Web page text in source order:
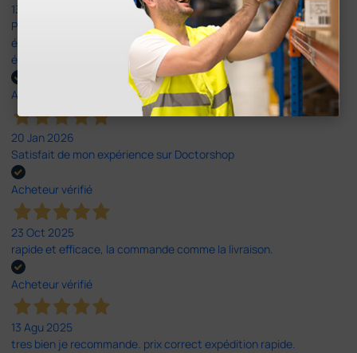
13 Avr 2026
Pas du le sparadrap escompté. Est sensé tenir des pansements
épais ! Ce n'est pas le cas. En ce qui concerne la livraison, elle a
été rapide dans un emballage parfait.
Acheteur vérifié
20 Jan 2026
Satisfait de mon expérience sur Doctorshop
Acheteur vérifié
23 Oct 2025
rapide et efficace, la commande comme la livraison.
Acheteur vérifié
13 Agu 2025
tres bien je recommande. prix correct expédition rapide.